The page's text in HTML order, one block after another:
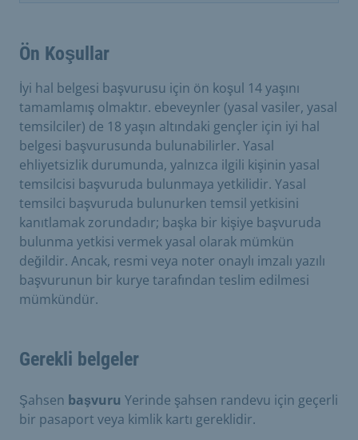
Ön Koşullar
İyi hal belgesi başvurusu için ön koşul 14 yaşını
tamamlamış olmaktır. ebeveynler (yasal vasiler, yasal
temsilciler) de 18 yaşın altındaki gençler için iyi hal
belgesi başvurusunda bulunabilirler. Yasal
ehliyetsizlik durumunda, yalnızca ilgili kişinin yasal
temsilcisi başvuruda bulunmaya yetkilidir. Yasal
temsilci başvuruda bulunurken temsil yetkisini
kanıtlamak zorundadır; başka bir kişiye başvuruda
bulunma yetkisi vermek yasal olarak mümkün
değildir. Ancak, resmi veya noter onaylı imzalı yazılı
başvurunun bir kurye tarafından teslim edilmesi
mümkündür.
Gerekli belgeler
Şahsen başvuru Yerinde şahsen randevu için geçerli
bir pasaport veya kimlik kartı gereklidir.